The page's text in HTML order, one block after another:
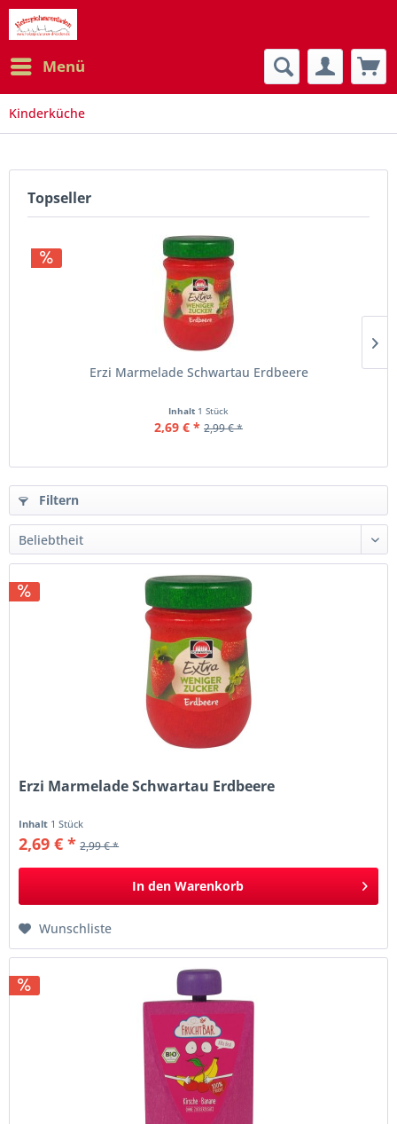
Menü
Kinderküche
Topseller
Erzi Marmelade Schwartau Erdbeere
Inhalt 1 Stück
2,69 € * 2,99 € *
Filtern
Erzi Marmelade Schwartau Erdbeere
Inhalt 1 Stück
2,69 € * 2,99 € *
In den Warenkorb
Wunschliste